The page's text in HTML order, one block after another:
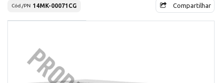
Cód./PN 14MK-00071CG Compartilhar